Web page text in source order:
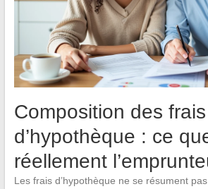
Composition des frais
d’hypothèque : ce
réellement
Les frais d’hypothèque ne se résument